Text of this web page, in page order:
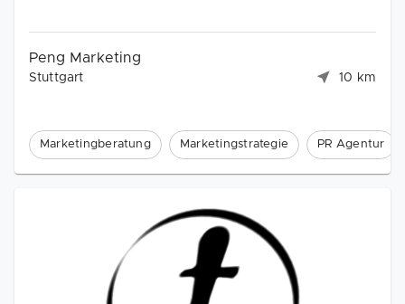
Peng Marketing
Stuttgart 10 km
Marketingberatung Marketingstrategie PR Agentur